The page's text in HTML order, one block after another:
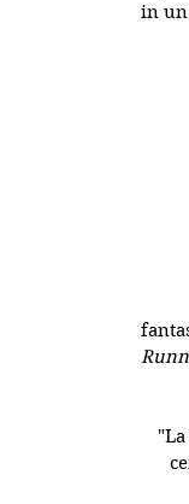
in un